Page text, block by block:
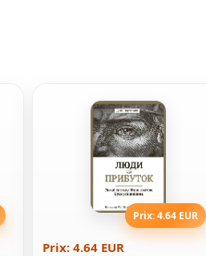
Prix: 4.64 EUR
Prix: 4.64 EUR